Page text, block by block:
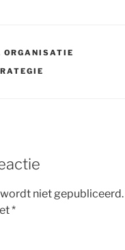
ORGANISATIE
niet gepubliceerd.
*